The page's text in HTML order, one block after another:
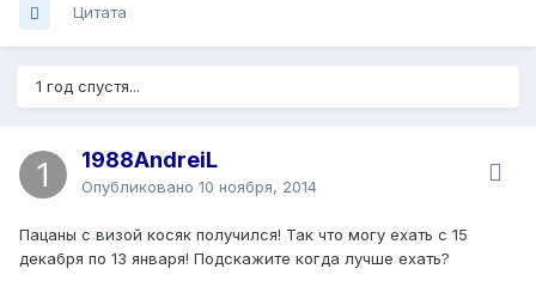
Цитата
1 год спустя...
1988AndreiL
Опубликовано 10 ноября, 2014
Пацаны с визой косяк получился! Так что могу ехать с 15
декабря по 13 января! Подскажите когда лучше ехать?